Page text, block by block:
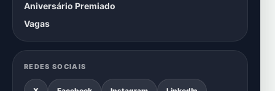
Aniversário Premiado
Vagas
REDES SOCIAIS